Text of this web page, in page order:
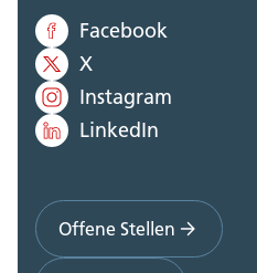
Facebook
X
Instagram
LinkedIn
Offene Stellen